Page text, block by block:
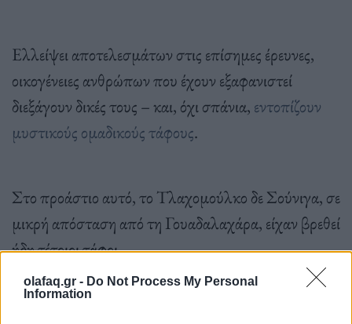
olafaq.gr - Do Not Process My Personal
Information
Ελλείψει αποτελεσμάτων στις επίσημες έρευνες,
οικογένειες ανθρώπων που έχουν εξαφανιστεί
διεξάγουν δικές τους – και, όχι σπάνια, εντοπίζουν
μυστικούς ομαδικούς τάφους.
Στο προάστιο αυτό, το Τλαχομούλκο δε Σούνιγα, σε
μικρή απόσταση από τη Γουαδαλαχάρα, είχαν βρεθεί
ήδη τέτοιοι τάφοι.